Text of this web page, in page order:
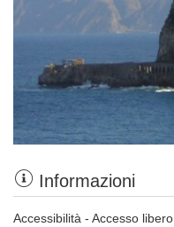
Informazioni
Accessibilità - Accesso libero